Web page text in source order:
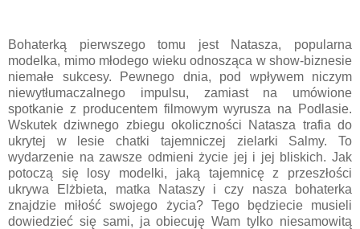
Bohaterką pierwszego tomu jest Natasza, popularna
modelka, mimo młodego wieku odnosząca w show-biznesie
niemałe sukcesy. Pewnego dnia, pod wpływem niczym
niewytłumaczalnego impulsu, zamiast na umówione
spotkanie z producentem filmowym wyrusza na Podlasie.
Wskutek dziwnego zbiegu okoliczności Natasza trafia do
ukrytej w lesie chatki tajemniczej zielarki Salmy. To
wydarzenie na zawsze odmieni życie jej i jej bliskich. Jak
potoczą się losy modelki, jaką tajemnicę z przeszłości
ukrywa Elżbieta, matka Nataszy i czy nasza bohaterka
znajdzie miłość swojego życia? Tego będziecie musieli
dowiedzieć się sami, ja obiecuję Wam tylko niesamowitą